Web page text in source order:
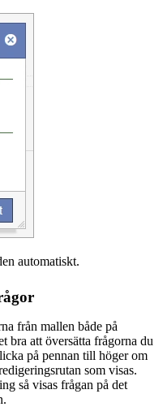
automatiskt.
från mallen både på
bra att översätta frågorna du
på pennan till höger om
som visas.
så visas frågan på det